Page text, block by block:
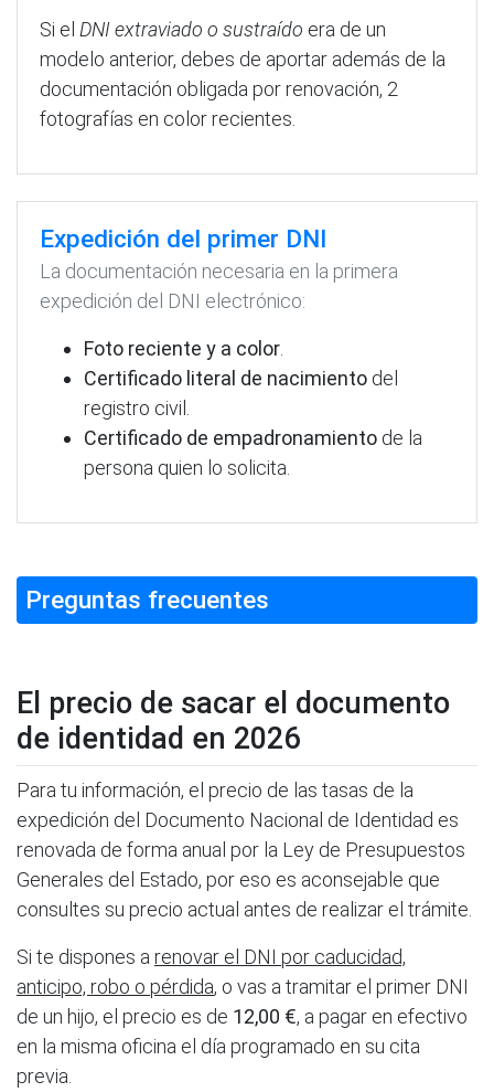
Si el DNI extraviado o sustraído era de un
modelo anterior, debes de aportar además de la
documentación obligada por renovación, 2
fotografías en color recientes.
Expedición del primer DNI
La documentación necesaria en la primera
expedición del DNI electrónico:
Foto reciente y a color.
Certificado literal de nacimiento del
registro civil.
Certificado de empadronamiento de la
persona quien lo solicita.
Preguntas frecuentes
El precio de sacar el documento
de identidad en 2026
Para tu información, el precio de las tasas de la
expedición del Documento Nacional de Identidad es
renovada de forma anual por la Ley de Presupuestos
Generales del Estado, por eso es aconsejable que
consultes su precio actual antes de realizar el trámite.
Si te dispones arenovar el DNI por caducidad,
anticipo, robo o pérdida, o vas a tramitar el primer DNI
de un hijo, el precio es de 12,00 €, a pagar en efectivo
en la misma oficina el día programado en su cita
previa.